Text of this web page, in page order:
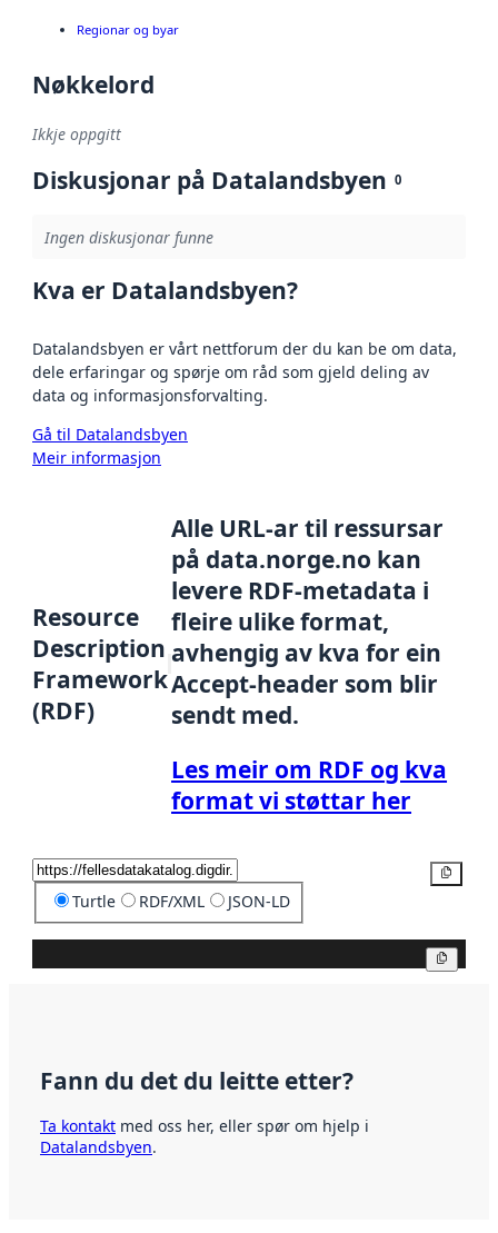
Regionar og byar
Nøkkelord
Ikkje oppgitt
Diskusjonar på Datalandsbyen 0
Ingen diskusjonar funne
Kva er Datalandsbyen?
Datalandsbyen er vårt nettforum der du kan be om data,
dele erfaringar og spørje om råd som gjeld deling av
data og informasjonsforvalting.
Gå til Datalandsbyen
Meir informasjon
Resource
Description
Framework
(RDF)
Alle URL-ar til ressursar
på data.norge.no kan
levere RDF-metadata i
fleire ulike format,
avhengig av kva for ein
Accept-header som blir
sendt med.
Les meir om RDF og kva
format vi støttar her
Turtle RDF/XML JSON-LD
Fann du det du leitte etter?
Ta kontakt med oss her, eller spør om hjelp i
Datalandsbyen.